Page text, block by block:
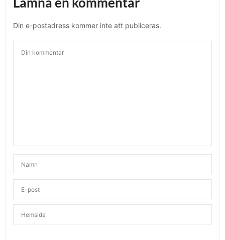
Din e-postadress kommer inte att publiceras.